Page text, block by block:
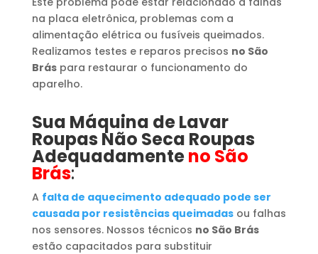
na placa eletrônica, problemas com a
alimentação elétrica ou fusíveis queimados.
Realizamos testes e reparos precisos no São
Bráspara restaurar o funcionamento do
aparelho.
Sua Máquina de Lavar
Roupas ​ Não Seca Roupas
Adequadamenteno São
Brás:
A falta de aquecimento adequado pode ser
causada por resistências queimadas ou falhas
nos sensores. Nossos técnicos no São Brás
estão capacitados para substituir